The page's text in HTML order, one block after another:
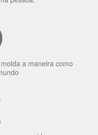
a capacidade de
a maneira como